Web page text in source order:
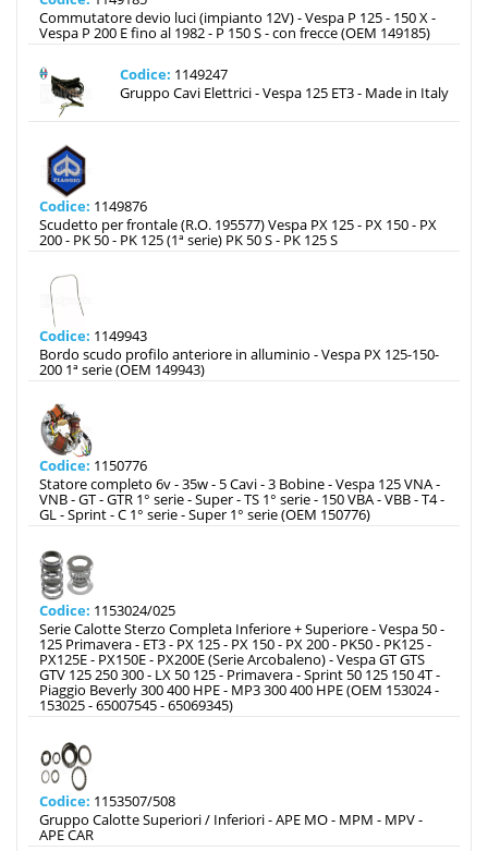
Commutatore devio luci (impianto 12V) - Vespa P 125 - 150 X -
Vespa P 200 E fino al 1982 - P 150 S - con frecce (OEM 149185)
Codice: 1149247
Gruppo Cavi Elettrici - Vespa 125 ET3 - Made in Italy
Codice: 1149876
Scudetto per frontale (R.O. 195577) Vespa PX 125 - PX 150 - PX
200 - PK 50 - PK 125 (1ª serie) PK 50 S - PK 125 S
Codice: 1149943
Bordo scudo profilo anteriore in alluminio - Vespa PX 125-150-
200 1ª serie (OEM 149943)
Codice: 1150776
Statore completo 6v - 35w - 5 Cavi - 3 Bobine - Vespa 125 VNA -
VNB - GT - GTR 1° serie - Super - TS 1° serie - 150 VBA - VBB - T4 -
GL - Sprint - C 1° serie - Super 1° serie (OEM 150776)
Codice: 1153024/025
Serie Calotte Sterzo Completa Inferiore + Superiore - Vespa 50 -
125 Primavera - ET3 - PX 125 - PX 150 - PX 200 - PK50 - PK125 -
PX125E - PX150E - PX200E (Serie Arcobaleno) - Vespa GT GTS
GTV 125 250 300 - LX 50 125 - Primavera - Sprint 50 125 150 4T -
Piaggio Beverly 300 400 HPE - MP3 300 400 HPE (OEM 153024 -
153025 - 65007545 - 65069345)
Codice: 1153507/508
Gruppo Calotte Superiori / Inferiori - APE MO - MPM - MPV -
APE CAR